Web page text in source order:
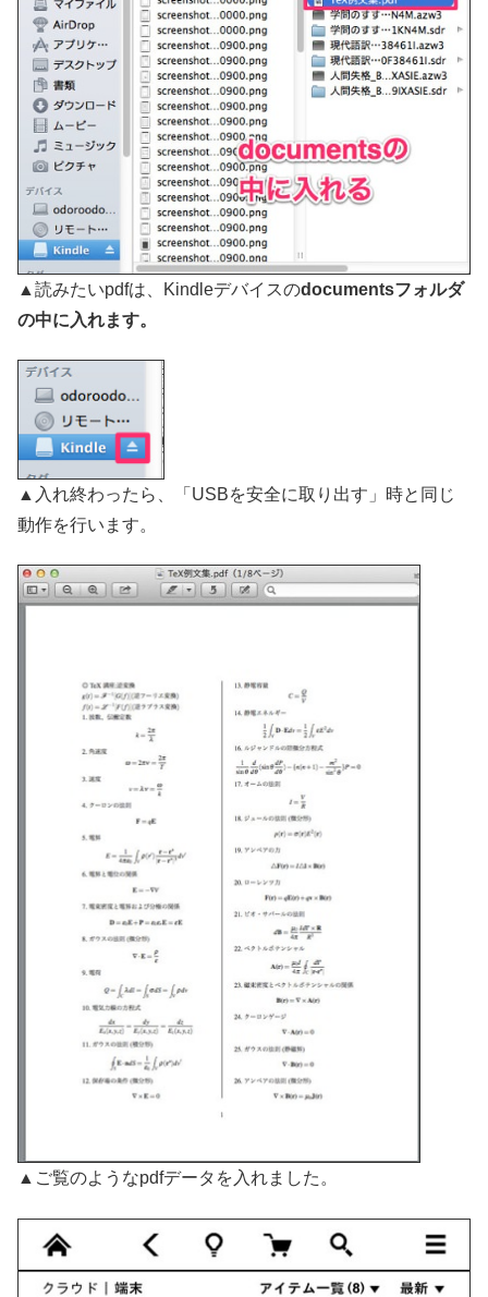
▲読みたいpdfは、Kindleデバイスのdocumentsフォルダ
の中に入れます。
▲入れ終わったら、「USBを安全に取り出す」時と同じ
動作を行います。
▲ご覧のようなpdfデータを入れました。